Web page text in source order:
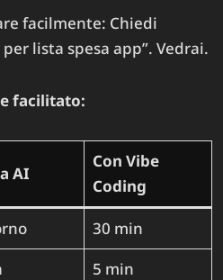
facilmente: Chiedi
lista spesa app”. Vedrai.
facilitato:
AI
Con Vibe
Coding
30 min
5 min